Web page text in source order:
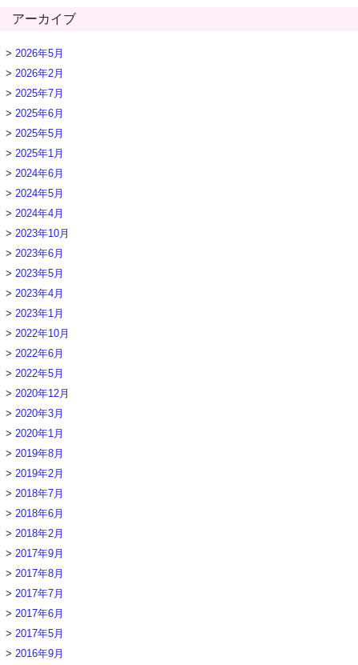
アーカイブ
2026年5月
2026年2月
2025年7月
2025年6月
2025年5月
2025年1月
2024年6月
2024年5月
2024年4月
2023年10月
2023年6月
2023年5月
2023年4月
2023年1月
2022年10月
2022年6月
2022年5月
2020年12月
2020年3月
2020年1月
2019年8月
2019年2月
2018年7月
2018年6月
2018年2月
2017年9月
2017年8月
2017年7月
2017年6月
2017年5月
2016年9月